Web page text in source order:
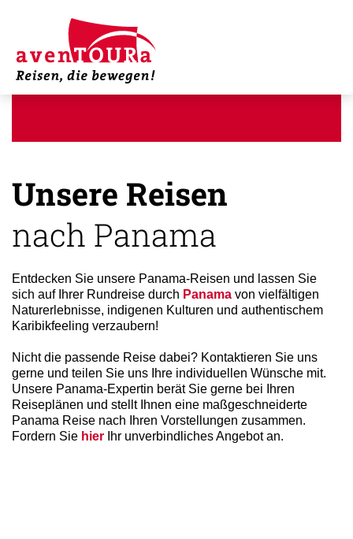
Unsere Reisen
nach Panama
Entdecken Sie unsere Panama-Reisen und lassen Sie
sich auf Ihrer Rundreise durch Panama von vielfältigen
Naturerlebnisse, indigenen Kulturen und authentischem
Karibikfeeling verzaubern!
Nicht die passende Reise dabei? Kontaktieren Sie uns
gerne und teilen Sie uns Ihre individuellen Wünsche mit.
Unsere Panama-Expertin berät Sie gerne bei Ihren
Reiseplänen und stellt Ihnen eine maßgeschneiderte
Panama Reise nach Ihren Vorstellungen zusammen.
Fordern Sie hier Ihr unverbindliches Angebot an.